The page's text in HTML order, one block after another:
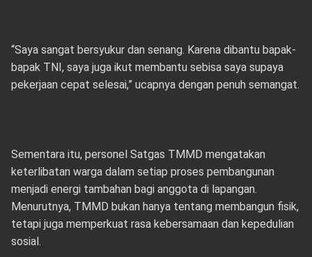
“Saya sangat bersyukur dan senang. Karena dibantu bapak-
bapak TNI, saya juga ikut membantu sebisa saya supaya
pekerjaan cepat selesai,” ucapnya dengan penuh semangat.
Sementara itu, personel Satgas TMMD mengatakan
keterlibatan warga dalam setiap proses pembangunan
menjadi energi tambahan bagi anggota di lapangan.
Menurutnya, TMMD bukan hanya tentang membangun fisik,
tetapi juga memperkuat rasa kebersamaan dan kepedulian
sosial.